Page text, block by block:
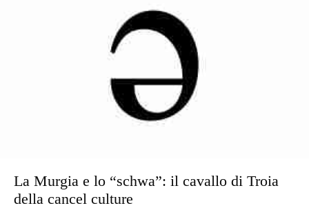
La Murgia e lo “schwa”: il cavallo di Troia
della cancel culture